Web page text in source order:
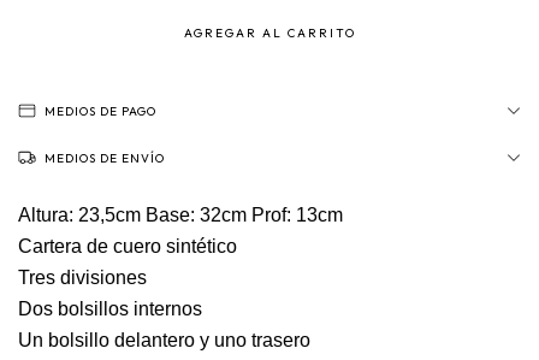
MEDIOS DE PAGO
MEDIOS DE ENVÍO
Altura: 23,5cm Base: 32cm Prof: 13cm
Cartera de cuero sintético
Tres divisiones
Dos bolsillos internos
Un bolsillo delantero y uno trasero